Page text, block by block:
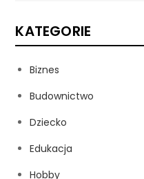
KATEGORIE
Biznes
Budownictwo
Dziecko
Edukacja
Hobby